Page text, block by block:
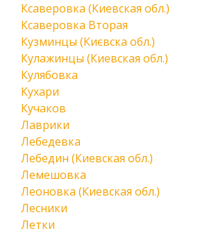
Ксаверовка (Киевская обл.)
Ксаверовка Вторая
Кузминцы (Києвска обл.)
Кулажинцы (Киевская обл.)
Кулябовка
Кухари
Кучаков
Лаврики
Лебедевка
Лебедин (Киевская обл.)
Лемешовка
Леоновка (Киевская обл.)
Лесники
Летки